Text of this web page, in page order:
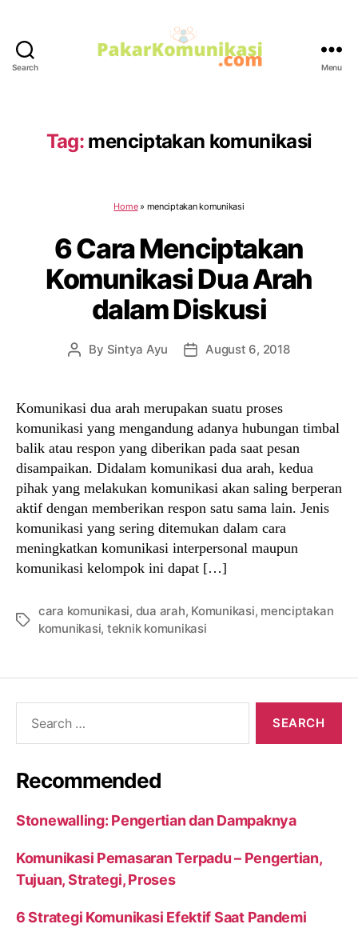
Search Menu
Tag: menciptakan komunikasi
Home» menciptakan komunikasi
6 Cara Menciptakan
Komunikasi Dua Arah
dalam Diskusi
Post
By Sintya Ayu
PostAugust 6, 2018
Komunikasi dua arah merupakan suatu proses
komunikasi yang mengandung adanya hubungan timbal
balik atau respon yang diberikan pada saat pesan
disampaikan. Didalam komunikasi dua arah, kedua
pihak yang melakukan komunikasi akan saling berperan
aktif dengan memberikan respon satu sama lain. Jenis
komunikasi yang sering ditemukan dalam cara
meningkatkan komunikasi interpersonal maupun
komunikasi kelompok ini dapat […]
Tags
cara komunikasi, dua arah, Komunikasi, menciptakan
komunikasi, teknik komunikasi
Recommended
Stonewalling: Pengertian dan Dampaknya
Komunikasi Pemasaran Terpadu – Pengertian,
Tujuan, Strategi, Proses
6 Strategi Komunikasi Efektif Saat Pandemi